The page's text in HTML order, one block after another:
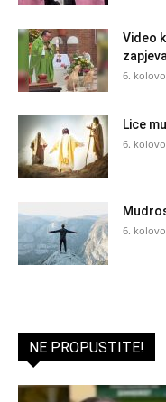
Video
6.
Lice
6.
6.
NE PROPUSTITE!